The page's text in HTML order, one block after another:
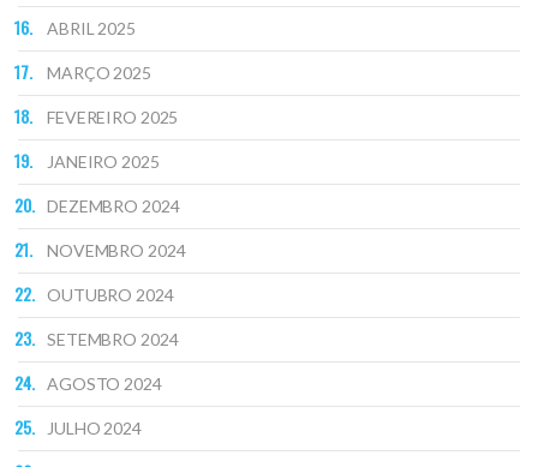
ABRIL 2025
MARÇO 2025
FEVEREIRO 2025
JANEIRO 2025
DEZEMBRO 2024
NOVEMBRO 2024
OUTUBRO 2024
SETEMBRO 2024
AGOSTO 2024
JULHO 2024